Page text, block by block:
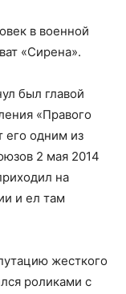
в военной
«Сирена».
был главой
«Правого
его одним из
2 мая 2014
на
и ел там
жесткого
роликами с